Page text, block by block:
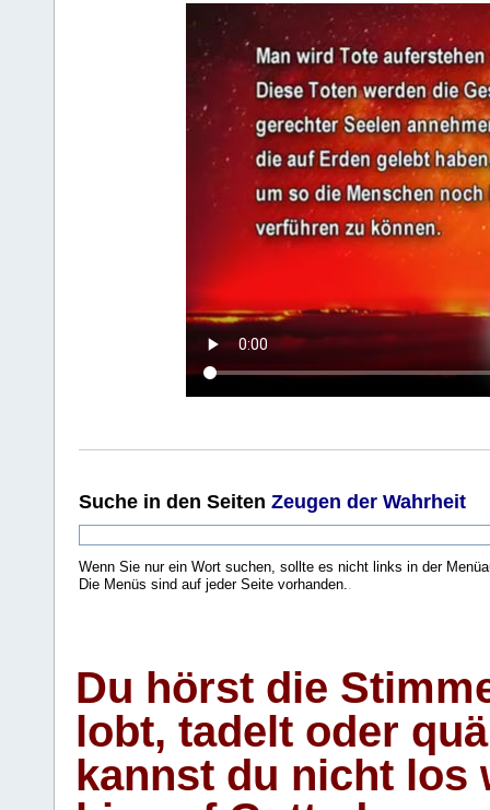
Suche in den Seiten Zeugen der Wahrheit
Wenn Sie nur ein Wort suchen, sollte es nicht links in der
Die Menüs sind auf jeder Seite vorhanden..
Du hörst die
lobt, tadelt oder
kannst du nicht los